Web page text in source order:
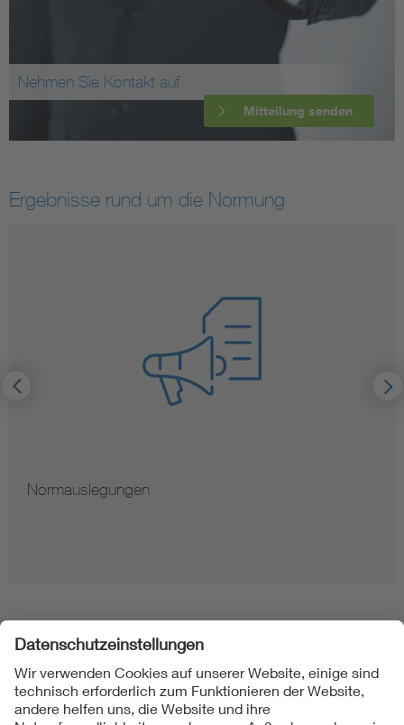
Nehmen Sie Kontakt auf
Mitteilung senden
Ergebnisse rund um die Normung
Normauslegungen
Folgen Sie uns